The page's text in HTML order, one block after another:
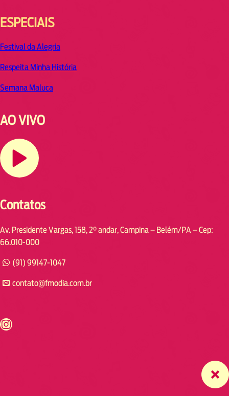
ESPECIAIS
Festival da Alegria
Respeita Minha História
Semana Maluca
AO VIVO
Contatos
Av. Presidente Vargas, 158, 2° andar, Campina – Belém/PA – Cep:
66.010-000
(91) 99147-1047
contato@fmodia.com.br
https://www.instagram.com/fmodia.cabofrio/